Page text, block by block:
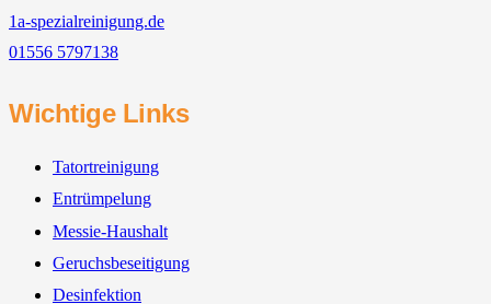
1a-spezialreinigung.de
01556 5797138
Wichtige Links
Tatortreinigung
Entrümpelung
Messie-Haushalt
Geruchsbeseitigung
Desinfektion